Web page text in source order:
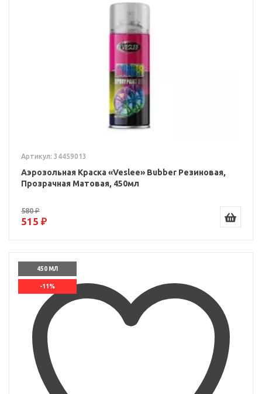
Артикул: 34459013
Аэрозольная Краска «Veslee» Bubber Резиновая,
Прозрачная Матовая, 450мл
580 ₽
515 ₽
450 МЛ
-11%